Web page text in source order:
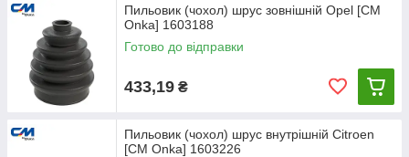
Пильовик (чохол) шрус зовнішній Opel [СМ
Onka] 1603188
Готово до відправки
433,19 ₴
Пильовик (чохол) шрус внутрішній Citroen
[СМ Onka] 1603226